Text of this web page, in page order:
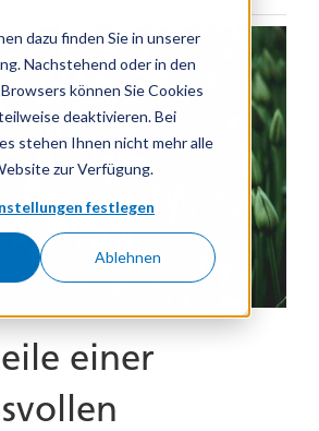
dazu finden Sie in unserer
Nachstehend oder in den
können Sie Cookies
deaktivieren. Bei
stehen Ihnen nicht mehr alle
zur Verfügung.
festlegen
Ablehnen
einer